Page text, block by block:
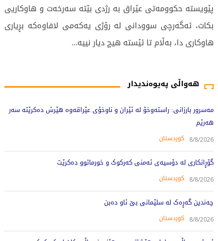
هەواڵی پەیوەندیدار
مەسرور بارزانی: راستەوخۆ لە ئێران و ناوخۆی عێراقەوە هێرش دەکرێتە سەر
هەرێم
8/8/2026 کوردستان
گۆڕانکاری لە دۆسیەی ئەمنی کەرکوک و خورماتوو دەکرێت
8/8/2026 کوردستان
چەندین گەڕەک لە سلێمانی بێ ئاو دەبن
8/8/2026 کوردستان
پێویستە حكوومەتی عێراق بە رژدی بێتە سەرخەت و هاوكاریی
بكات، ئەگەرچی سوودانی لە رۆژی یەكەمی لافاوەكە بڕیاری
هاوكاری دا، بەڵام تا ئێستە هیچ دیار نییە...